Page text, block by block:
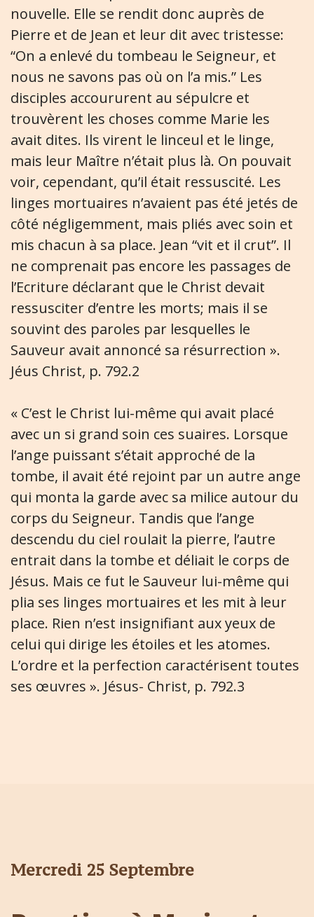
nouvelle. Elle se rendit donc auprès de
Pierre et de Jean et leur dit avec tristesse:
“On a enlevé du tombeau le Seigneur, et
nous ne savons pas où on l’a mis.” Les
disciples accoururent au sépulcre et
trouvèrent les choses comme Marie les
avait dites. Ils virent le linceul et le linge,
mais leur Maître n’était plus là. On pouvait
voir, cependant, qu’il était ressuscité. Les
linges mortuaires n’avaient pas été jetés de
côté négligemment, mais pliés avec soin et
mis chacun à sa place. Jean “vit et il crut”. Il
ne comprenait pas encore les passages de
l’Ecriture déclarant que le Christ devait
ressusciter d’entre les morts; mais il se
souvint des paroles par lesquelles le
Sauveur avait annoncé sa résurrection ».
Jéus Christ, p. 792.2
« C’est le Christ lui-même qui avait placé
avec un si grand soin ces suaires. Lorsque
l’ange puissant s’était approché de la
tombe, il avait été rejoint par un autre ange
qui monta la garde avec sa milice autour du
corps du Seigneur. Tandis que l’ange
descendu du ciel roulait la pierre, l’autre
entrait dans la tombe et déliait le corps de
Jésus. Mais ce fut le Sauveur lui-même qui
plia ses linges mortuaires et les mit à leur
place. Rien n’est insignifiant aux yeux de
celui qui dirige les étoiles et les atomes.
L’ordre et la perfection caractérisent toutes
ses œuvres ». Jésus- Christ, p. 792.3
Mercredi 25 Septembre